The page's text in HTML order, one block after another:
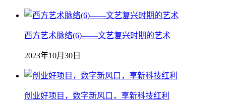
西方艺术脉络(6)——文艺复兴时期的艺术
2023年10月30日
创业好项目，数字新风口，享新科技红利